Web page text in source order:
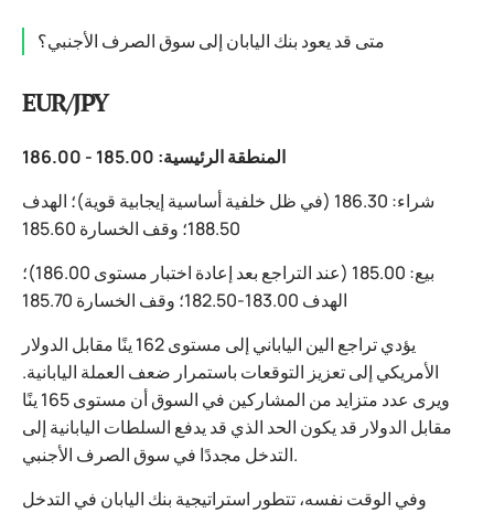
متى قد يعود بنك اليابان إلى سوق الصرف الأجنبي؟
EUR/JPY
المنطقة الرئيسية: 185.00 - 186.00
شراء: 186.30 (في ظل خلفية أساسية إيجابية قوية)؛ الهدف
188.50؛ وقف الخسارة 185.60
بيع: 185.00 (عند التراجع بعد إعادة اختبار مستوى 186.00)؛
الهدف 183.00-182.50؛ وقف الخسارة 185.70
يؤدي تراجع الين الياباني إلى مستوى 162 ينًا مقابل الدولار
الأمريكي إلى تعزيز التوقعات باستمرار ضعف العملة اليابانية.
ويرى عدد متزايد من المشاركين في السوق أن مستوى 165 ينًا
مقابل الدولار قد يكون الحد الذي قد يدفع السلطات اليابانية إلى
التدخل مجددًا في سوق الصرف الأجنبي.
وفي الوقت نفسه، تتطور استراتيجية بنك اليابان في التدخل